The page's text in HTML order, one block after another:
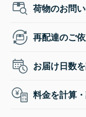
荷物のお問
再配達のご
お届け日数
料金を計算